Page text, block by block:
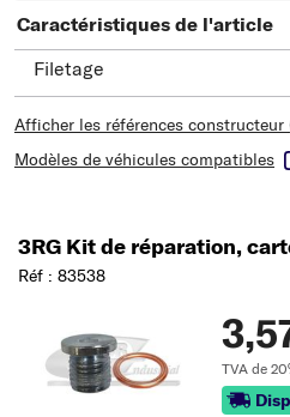
Caractéristiques de l'article
Filetage
Afficher les références constructeur
Modèles de véhicules compatibles
3RG Kit de réparation,
Réf : 83538
TVA de